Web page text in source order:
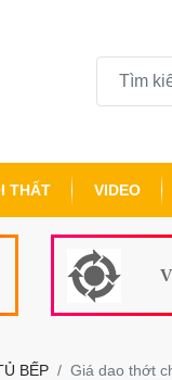
THẤT VIDEO
BẾP Giá dao thớt